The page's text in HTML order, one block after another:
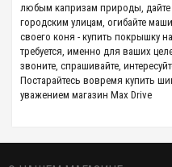
любым капризам природы,
городским улицам, огибайте
своего коня - купить покрышку
требуется, именно для ваших
звоните, спрашивайте,
Постарайтесь вовремя купить
уважением магазин Max Drive